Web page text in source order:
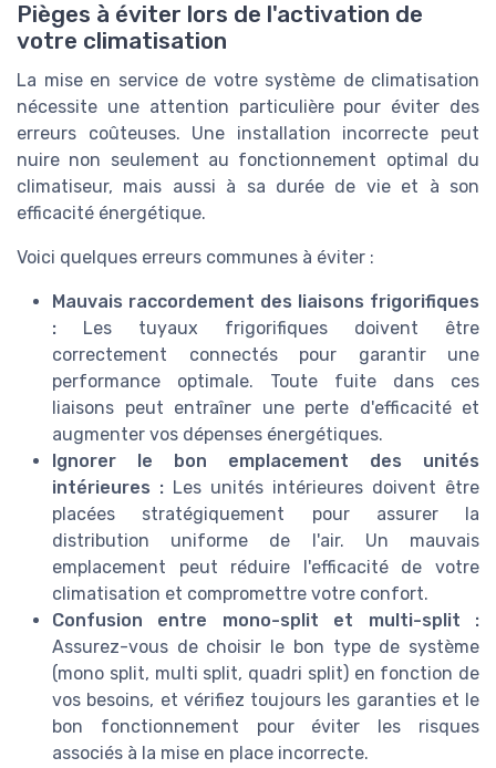
Pièges à éviter lors de l'activation de
votre climatisation
La mise en service de votre système de climatisation
nécessite une attention particulière pour éviter des
erreurs coûteuses. Une installation incorrecte peut
nuire non seulement au fonctionnement optimal du
climatiseur, mais aussi à sa durée de vie et à son
efficacité énergétique.
Voici quelques erreurs communes à éviter :
Mauvais raccordement des liaisons frigorifiques
: Les tuyaux frigorifiques doivent être
correctement connectés pour garantir une
performance optimale. Toute fuite dans ces
liaisons peut entraîner une perte d'efficacité et
augmenter vos dépenses énergétiques.
Ignorer le bon emplacement des unités
intérieures : Les unités intérieures doivent être
placées stratégiquement pour assurer la
distribution uniforme de l'air. Un mauvais
emplacement peut réduire l'efficacité de votre
climatisation et compromettre votre confort.
Confusion entre mono-split et multi-split :
Assurez-vous de choisir le bon type de système
(mono split, multi split, quadri split) en fonction de
vos besoins, et vérifiez toujours les garanties et le
bon fonctionnement pour éviter les risques
associés à la mise en place incorrecte.